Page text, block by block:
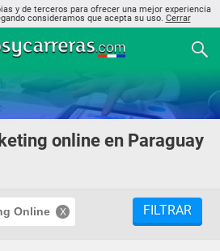
y de terceros para ofrecer una mejor experiencia
consideramos que acepta su uso. Cerrar
online en Paraguay
Online FILTRAR